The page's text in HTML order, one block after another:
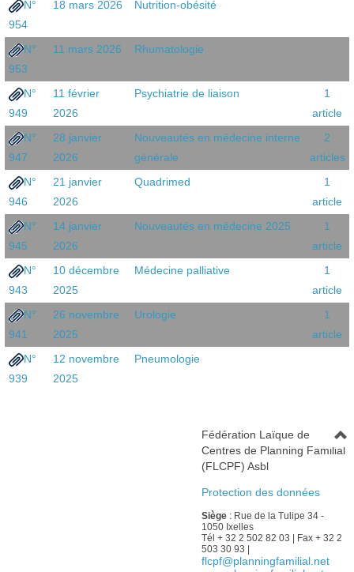
N°
954
18 mars 2026 Nutrition-obésité
N°
953
11 mars 2026 Rhumatologie
N°
949
11 février
2026
Psychiatrie de liaison
1
article
N°
947
28 janvier
2026
Nouveautés en médecine interne
générale
2
articles
N°
946
21 janvier
2026
Quadrimed
1
article
N°
945
14 janvier
2026
Nouveautés en médecine 2025
1
article
N°
943
10 décembre
2025
Médecine palliative
1
article
N°
941
26 novembre
2025
Urologie
1
article
N°
939
12 novembre
2025
Pneumologie
Fédération Laïque de
Centres de Planning Familial
(FLCPF) Asbl
Protection des données
Siège: Rue de la Tulipe 34 -
1050 Ixelles
Tél + 32 2 502 82 03 | Fax + 32 2
503 30 93 |
flcpf@planningfamilial.net